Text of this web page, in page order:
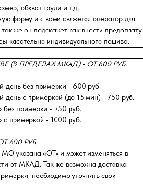
обхват груди и т.д.
форму и с вами свяжется оператор для
же он подскажет как внести предоплату
касательно индивидуального пошива.
(В ПРЕДЕЛАХ МКАД) - ОТ 600 РУБ.
день без примерки - 600 руб.
день с примеркой (до 15 мин) - 750 руб.
без примерки - 750 руб.
с примеркой - 1000 руб.
600 РУБ.
МО указана «ОТ»‎ и может изменяться в
от МКАД. Так же возможна доставка
необходимо уточнить свои